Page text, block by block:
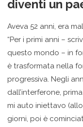
diventi un
Aveva 52 anni, era
“Per i primi anni –
questo mondo – in
è trasformata nella
progressiva. Negli
dall’interferone,
mi auto iniettavo
giorni, poi è